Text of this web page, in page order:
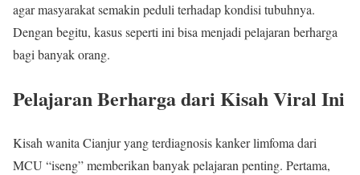
agar masyarakat semakin peduli terhadap kondisi tubuhnya.
Dengan begitu, kasus seperti ini bisa menjadi pelajaran berharga
bagi banyak orang.
Pelajaran Berharga dari Kisah Viral Ini
Kisah wanita Cianjur yang terdiagnosis kanker limfoma dari
MCU “iseng” memberikan banyak pelajaran penting. Pertama,